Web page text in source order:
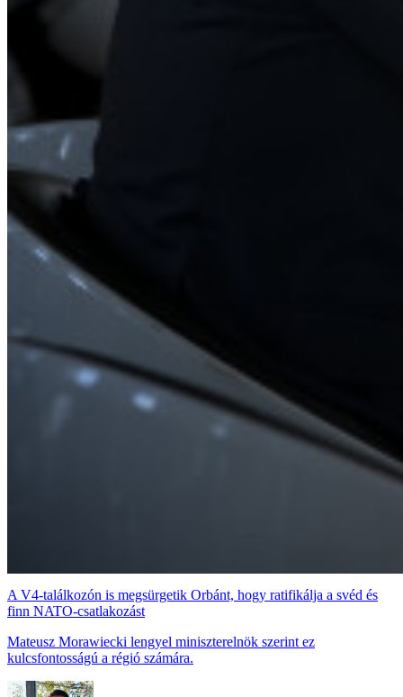
A V4-találkozón is megsürgetik Orbánt, hogy ratifikálja a svéd és
finn NATO-csatlakozást
Mateusz Morawiecki lengyel miniszterelnök szerint ez
kulcsfontosságú a régió számára.